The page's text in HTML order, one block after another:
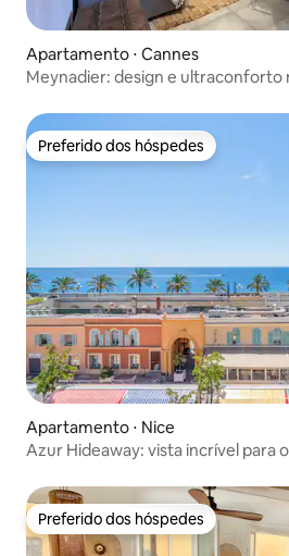
Apartamento ⋅ Cannes
Meynadier: design e ultraconforto
Preferido dos hóspedes
Preferido dos hóspedes
Apartamento ⋅ Nice
Azur Hideaway: vista incrível para
Preferido dos hóspedes
Preferido dos hóspedes